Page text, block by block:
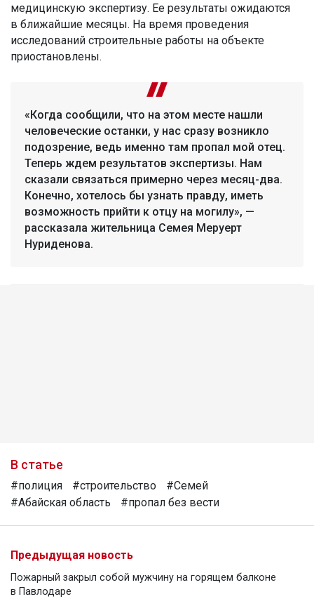
медицинскую экспертизу. Ее результаты ожидаются
в ближайшие месяцы. На время проведения
исследований строительные работы на объекте
приостановлены.
«Когда сообщили, что на этом месте нашли
человеческие останки, у нас сразу возникло
подозрение, ведь именно там пропал мой отец.
Теперь ждем результатов экспертизы. Нам
сказали связаться примерно через месяц-два.
Конечно, хотелось бы узнать правду, иметь
возможность прийти к отцу на могилу», —
рассказала жительница Семея Меруерт
Нуриденова.
В статье
#полиция #строительство
#Семей
#Абайская область
#пропал без вести
Предыдущая новость
Пожарный закрыл собой мужчину на горящем балконе
в Павлодаре